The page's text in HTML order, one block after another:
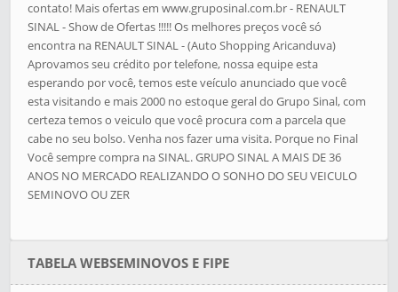
contato! Mais ofertas em www.gruposinal.com.br - RENAULT
SINAL - Show de Ofertas !!!!! Os melhores preços você só
encontra na RENAULT SINAL - (Auto Shopping Aricanduva)
Aprovamos seu crédito por telefone, nossa equipe esta
esperando por você, temos este veículo anunciado que você
esta visitando e mais 2000 no estoque geral do Grupo Sinal, com
certeza temos o veiculo que você procura com a parcela que
cabe no seu bolso. Venha nos fazer uma visita. Porque no Final
Você sempre compra na SINAL. GRUPO SINAL A MAIS DE 36
ANOS NO MERCADO REALIZANDO O SONHO DO SEU VEICULO
SEMINOVO OU ZER
TABELA WEBSEMINOVOS E FIPE